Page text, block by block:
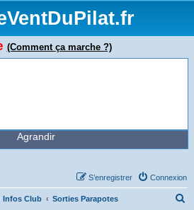
(Comment ça marche ?)
Agrandir
Connexion
S’enregistrer
Infos Club Sorties Parapotes